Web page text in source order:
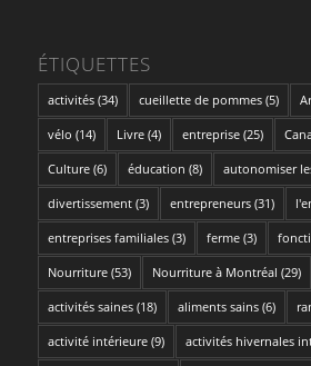
ÉTIQUETTES
activités(34) cueillette de pommes(5)
vélo (14) Livre(4) entreprise(25)
Culture(6) éducation (8) autonomiser
divertissement(3) entrepreneurs(31)
entreprises familiales(3) ferme(3)
Nourriture(53) Nourriture à Montréal (29)
activités saines(18) aliments sains(6)
activité intérieure(9) activités hivernales